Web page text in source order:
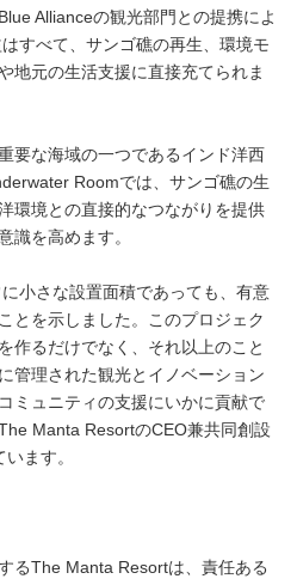
Allianceの観光部門との提携によ
すべて、サンゴ礁の再生、環境モ
地元の生活支援に直接充てられま
要な海域の一つであるインド洋西
Roomでは、サンゴ礁の生
環境との直接的なつながりを提供
識を高めます。
小さな設置面積であっても、有意
とを示しました。このプロジェク
作るだけでなく、それ以上のこと
管理された観光とイノベーション
ミュニティの支援にいかに貢献で
Manta ResortのCEO兼共同創設
ます。
るThe Manta Resortは、責任ある